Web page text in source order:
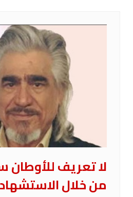
لا تعريف للأوطان
من خلال